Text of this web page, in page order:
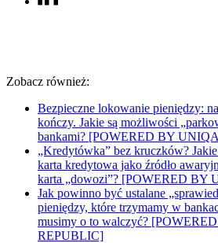
Zobacz również:
Bezpieczne lokowanie pieniędzy:
kończy. Jakie są możliwości
bankami? [POWERED BY
„Kredytówka” bez kruczków?
karta kredytowa jako źródło
karta „dowozi”? [POWERED BY
Jak powinno być ustalane
pieniędzy, które trzymamy w
musimy o to walczyć?
REPUBLIC]